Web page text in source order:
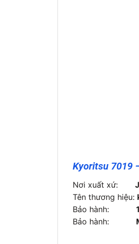
Kyoritsu 7019
Nơi xuất xứ:
Tên thương hiệu:
Bảo hành:
Bảo hành: